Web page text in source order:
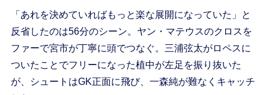
「あれを決めていればもっと楽な展開になっていた」と
反省したのは56分のシーン。ヤン・マテウスのクロスを
ファーで宮市が丁寧に頭でつなぐ。三浦弦太がロペスに
ついたことでフリーになった植中が左足を振り抜いた
が、シュートはGK正面に飛び、一森純が難なくキャッチ